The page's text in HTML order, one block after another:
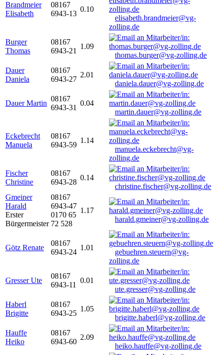
Brandmeier
Elisabeth
08167
6943-13
0.10
elisabeth.brandmeier@vg-
zolling.de
Burger
Thomas
08167
6943-21
1.09
thomas.burger@vg-zolling.de
Dauer
Daniela
08167
6943-27
2.01
daniela.dauer@vg-zolling.de
Dauer Martin
08167
6943-31
0.04
martin.dauer@vg-zolling.de
Eckebrecht
Manuela
08167
6943-59
1.14
manuela.eckebrecht@vg-
zolling.de
Fischer
Christine
08167
6943-28
0.14
christine.fischer@vg-zolling.de
Gmeiner
Harald
Erster
Bürgermeister
08167
6943-47
0170 65
72 528
1.17
harald.gmeiner@vg-zolling.de
Götz Renate
08167
6943-24
1.01
gebuehren.steuern@vg-
zolling.de
Gresser Ute
08167
6943-11
0.01
ute.gresser@vg-zolling.de
Haberl
Brigitte
08167
6943-25
1.05
brigitte.haberl@vg-zolling.de
Hauffe
Heiko
08167
6943-60
2.09
heiko.hauffe@vg-zolling.de